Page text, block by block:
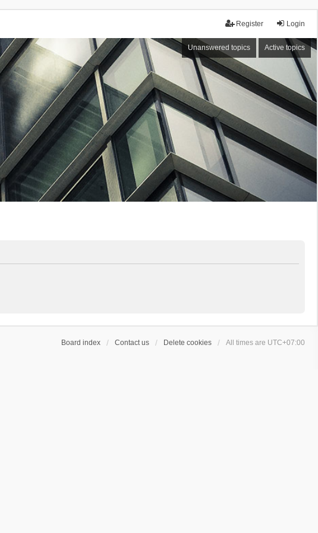
Login
Register
Unanswered topics Active topics
Board index Contact us Delete cookies All times are UTC+07:00